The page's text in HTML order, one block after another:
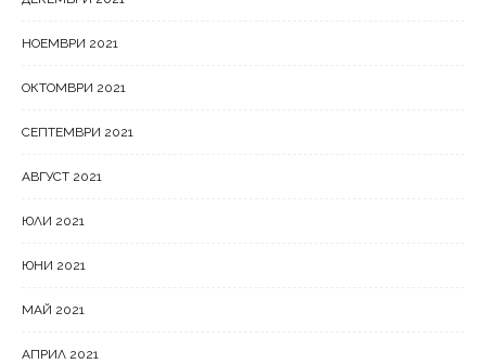
НОЕМВРИ 2021
ОКТОМВРИ 2021
СЕПТЕМВРИ 2021
АВГУСТ 2021
ЮЛИ 2021
ЮНИ 2021
МАЙ 2021
АПРИЛ 2021